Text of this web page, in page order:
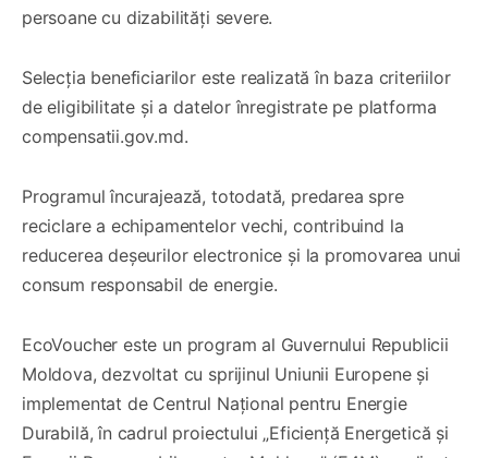
persoane cu dizabilități severe.
Selecția beneficiarilor este realizată în baza criteriilor
de eligibilitate și a datelor înregistrate pe platforma
compensatii.gov.md.
Programul încurajează, totodată, predarea spre
reciclare a echipamentelor vechi, contribuind la
reducerea deșeurilor electronice și la promovarea unui
consum responsabil de energie.
EcoVoucher este un program al Guvernului Republicii
Moldova, dezvoltat cu sprijinul Uniunii Europene și
implementat de Centrul Național pentru Energie
Durabilă, în cadrul proiectului „Eficiență Energetică și